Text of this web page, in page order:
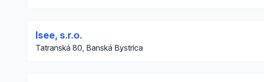
Isee, s.r.o.
Tatranská 80, Banská Bystrica